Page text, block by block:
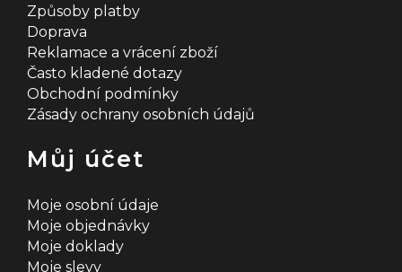
Způsoby platby
Doprava
Reklamace a vrácení zboží
Často kladené dotazy
Obchodní podmínky
Zásady ochrany osobních údajů
Můj účet
Moje osobní údaje
Moje objednávky
Moje doklady
Moje slevy